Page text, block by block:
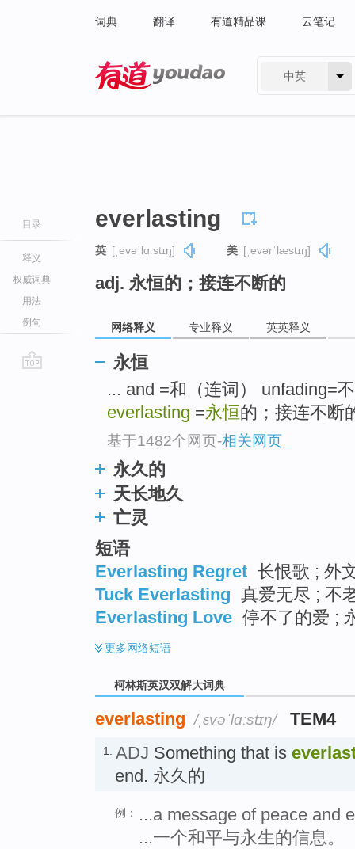
词典 翻译 有道精品课 云笔记
中英
目录
释义
权威词典
用法
例句
everlasting
英 [ˌevəˈlɑːstɪŋ] 美 [ˌevərˈlæstɪŋ]
adj. 永恒的；接连不断的
网络释义 专业释义 英英释义
永恒
... and =和（连词） unfading=
everlasting =永恒的；接连不断
基于1482个网页-相关网页
永久的
天长地久
亡灵
短语
Everlasting Regret 长恨歌 ; 外
Tuck Everlasting 真爱无尽 ; 不
Everlasting Love 停不了的爱 ;
更多网络短语
柯林斯英汉双解大词典
everlasting /ˌɛvəˈlɑːstɪŋ/ TEM4
1. ADJ Something that is
end. 永久的
例：
...a message of peace and
...一个和平与永生的信息。